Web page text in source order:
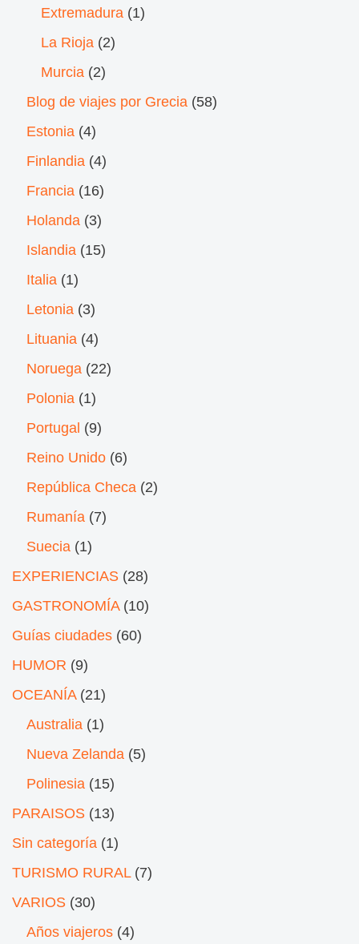
Extremadura (1)
La Rioja (2)
Murcia (2)
Blog de viajes por Grecia (58)
Estonia (4)
Finlandia (4)
Francia (16)
Holanda (3)
Islandia (15)
Italia (1)
Letonia (3)
Lituania (4)
Noruega (22)
Polonia (1)
Portugal (9)
Reino Unido (6)
República Checa (2)
Rumanía (7)
Suecia (1)
EXPERIENCIAS (28)
GASTRONOMÍA(10)
Guías ciudades (60)
HUMOR (9)
OCEANÍA(21)
Australia (1)
Nueva Zelanda (5)
Polinesia (15)
PARAISOS (13)
Sin categoría (1)
TURISMO RURAL(7)
VARIOS (30)
Años viajeros (4)